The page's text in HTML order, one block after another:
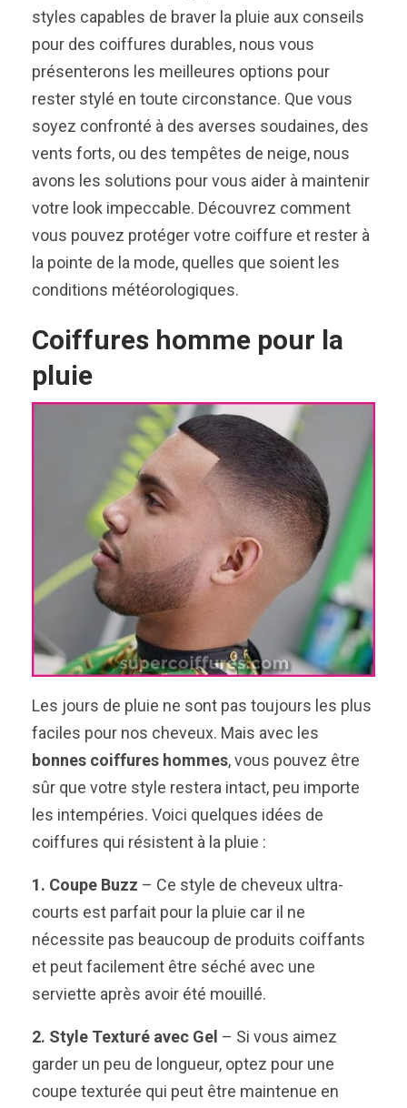
styles capables de braver la pluie aux conseils
pour des coiffures durables, nous vous
présenterons les meilleures options pour
rester stylé en toute circonstance. Que vous
soyez confronté à des averses soudaines, des
vents forts, ou des tempêtes de neige, nous
avons les solutions pour vous aider à maintenir
votre look impeccable. Découvrez comment
vous pouvez protéger votre coiffure et rester à
la pointe de la mode, quelles que soient les
conditions météorologiques.
Coiffures homme pour la
pluie
Les jours de pluie ne sont pas toujours les plus
faciles pour nos cheveux. Mais avec les
bonnes coiffures hommes, vous pouvez être
sûr que votre style restera intact, peu importe
les intempéries. Voici quelques idées de
coiffures qui résistent à la pluie :
1. Coupe Buzz – Ce style de cheveux ultra-
courts est parfait pour la pluie car il ne
nécessite pas beaucoup de produits coiffants
et peut facilement être séché avec une
serviette après avoir été mouillé.
2. Style Texturé avec Gel – Si vous aimez
garder un peu de longueur, optez pour une
coupe texturée qui peut être maintenue en